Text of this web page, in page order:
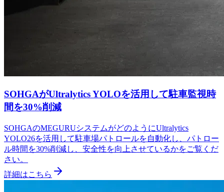
SOHGAがUltralytics YOLOを活用して駐車監視時
間を30%削減
SOHGAのMEGURUシステムがどのようにUltralytics
YOLO26を活用して駐車場パトロールを自動化し、パトロー
ル時間を30%削減し、安全性を向上させているかをご覧くだ
さい。
詳細はこちら